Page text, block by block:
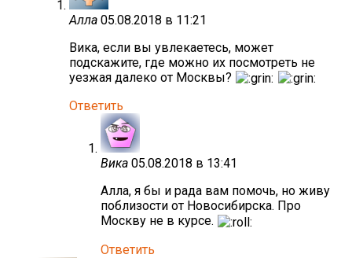
Алла 05.08.2018 в 11:21
Вика, если вы увлекаетесь, может
подскажите, где можно их посмотреть не
уезжая далеко от Москвы?
Ответить
Вика 05.08.2018 в 13:41
Алла, я бы и рада вам помочь, но живу
поблизости от Новосибирска. Про
Москву не в курсе.
Ответить